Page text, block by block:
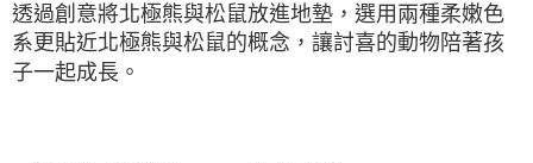
透過創意將北極熊與松鼠放進地墊，選用兩種柔嫩色
系更貼近北極熊與松鼠的概念，讓討喜的動物陪著孩
子一起成長。